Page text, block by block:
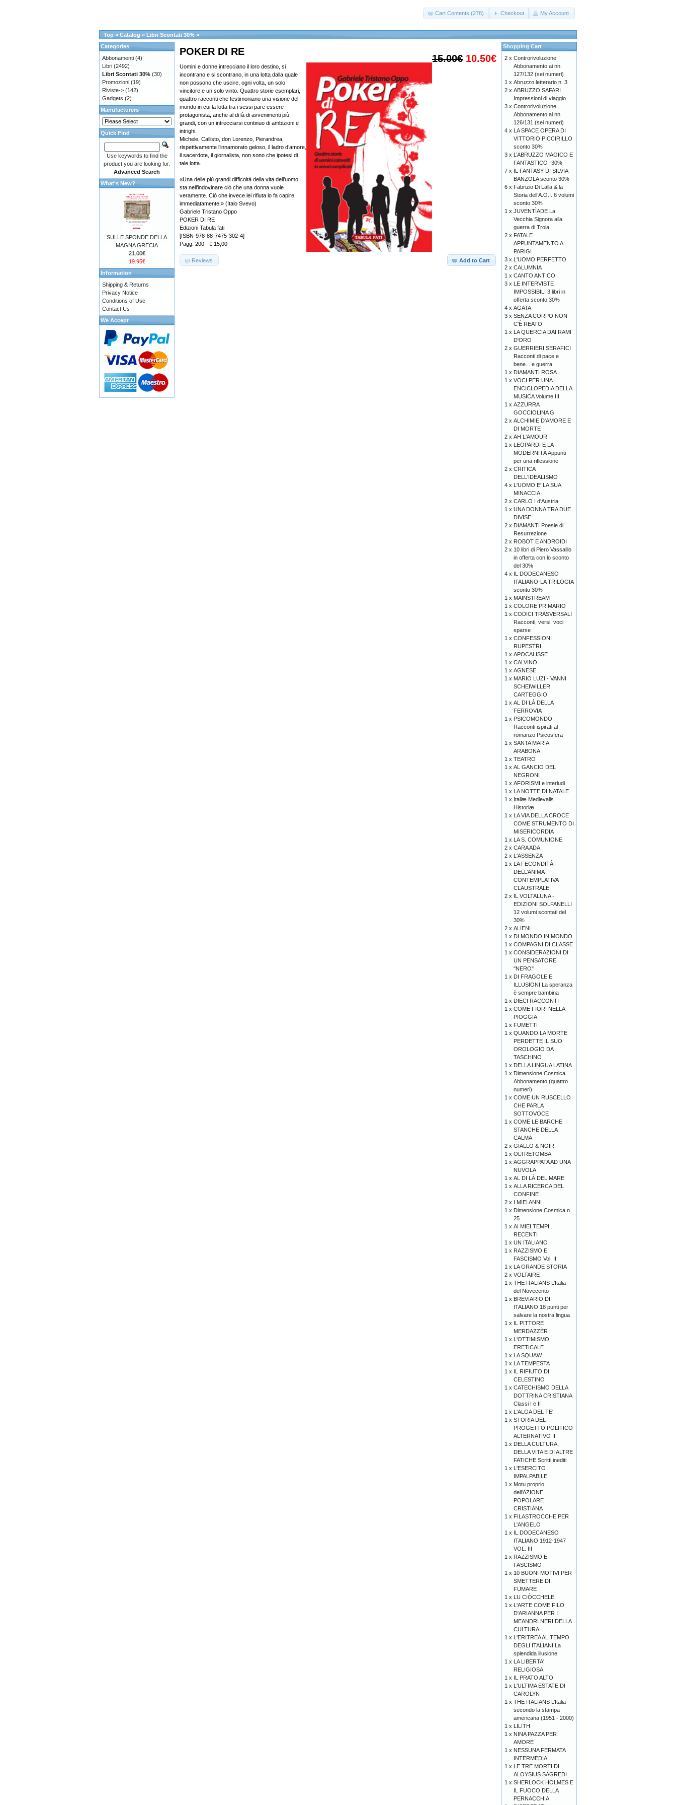
Cart Contents (278) Checkout My Account
Top » Catalog » Libri Scontati 30% »
15.00€ 10.50€
POKER DI RE
Uomini e donne intrecciano il loro destino, si
incontrano e si scontrano, in una lotta dalla quale
non possono che uscire, ogni volta, un solo
vincitore e un solo vinto. Quattro storie esemplari,
quattro racconti che testimoniano una visione del
mondo in cui la lotta tra i sessi pare essere
protagonista, anche al di là di avvenimenti più
grandi, con un intrecciarsi continuo di ambizioni e
intrighi.
Michele, Callisto, don Lorenzo, Pierandrea,
rispettivamente l’innamorato geloso, il ladro d’amore,
il sacerdote, il giornalista, non sono che ipotesi di
tale lotta.
«Una delle più grandi difficoltà della vita dell’uomo
sta nell’indovinare ciò che una donna vuole
veramente. Ciò che invece lei rifiuta lo fa capire
immediatamente.» (Italo Svevo)
Gabriele Tristano Oppo
POKER DI RE
Edizioni Tabula fati
[ISBN-978-88-7475-302-4]
Pagg. 200 - € 15,00
Add to Cart
Reviews
Categories
Abbonamenti (4)
Libri (2492)
Libri Scontati 30% (30)
Promozioni (19)
Riviste-> (142)
Gadgets (2)
Manufacturers
Quick Find
Use keywords to find the
product you are looking for.
Advanced Search
What's New?
SULLE SPONDE DELLA
MAGNA GRECIA
21.00€
19.95€
Information
Shipping & Returns
Privacy Notice
Conditions of Use
Contact Us
We Accept
Shopping Cart
2 x Controrivoluzione
Abbonamento ai nn.
127/132 (sei numeri)
1 x Abruzzo letterario n. 3
2 x ABRUZZO SAFARI
Impressioni di viaggio
3 x Controrivoluzione
Abbonamento ai nn.
126/131 (sei numeri)
4 x LA SPACE OPERA DI
VITTORIO PICCIRILLO
sconto 30%
3 x L’ABRUZZO MAGICO E
FANTASTICO -30%
7 x IL FANTASY DI SILVIA
BANZOLA sconto 30%
6 x Fabrizio Di Lalla & la
Storia dell’A.O.I. 6 volumi
sconto 30%
1 x JUVENTÌADE La
Vecchia Signora alla
guerra di Troia
2 x FATALE
APPUNTAMENTO A
PARIGI
3 x L'UOMO PERFETTO
2 x CALUMNIA
1 x CANTO ANTICO
3 x LE INTERVISTE
IMPOSSIBILI 3 libri in
offerta sconto 30%
4 x AGATA
3 x SENZA CORPO NON
C'È REATO
1 x LA QUERCIA DAI RAMI
D'ORO
2 x GUERRIERI SERAFICI
Racconti di pace e
bene... e guerra
1 x DIAMANTI ROSA
1 x VOCI PER UNA
ENCICLOPEDIA DELLA
MUSICA Volume III
1 x AZZURRA
GOCCIOLINA G
2 x ALCHIMIE D'AMORE E
DI MORTE
2 x AH L'AMOUR
1 x LEOPARDI E LA
MODERNITÀ Appunti
per una riflessione
2 x CRITICA
DELL'IDEALISMO
4 x L'UOMO E' LA SUA
MINACCIA
2 x CARLO I d'Austria
1 x UNA DONNA TRA DUE
DIVISE
2 x DIAMANTI Poesie di
Resurrezione
2 x ROBOT E ANDROIDI
2 x 10 libri di Piero Vassalllo
in offerta con lo sconto
del 30%
4 x IL DODECANESO
ITALIANO-LA TRILOGIA
sconto 30%
1 x MAINSTREAM
1 x COLORE PRIMARIO
1 x CODICI TRASVERSALI
Racconti, versi, voci
sparse
1 x CONFESSIONI
RUPESTRI
1 x APOCALISSE
1 x CALVINO
1 x AGNESE
1 x MARIO LUZI - VANNI
SCHEIWILLER:
CARTEGGIO
1 x AL DI LÀ DELLA
FERROVIA
1 x PSICOMONDO
Racconti ispirati al
romanzo Psicosfera
1 x SANTA MARIA
ARABONA
1 x TEATRO
1 x AL GANCIO DEL
NEGRONI
1 x AFORISMI e interludi
1 x LA NOTTE DI NATALE
1 x Italiæ Medievalis
Historiæ
1 x LA VIA DELLA CROCE
COME STRUMENTO DI
MISERICORDIA
1 x LA S. COMUNIONE
2 x CARA ADA
2 x L'ASSENZA
1 x LA FECONDITÀ
DELL’ANIMA
CONTEMPLATIVA
CLAUSTRALE
2 x IL VOLTALUNA -
EDIZIONI SOLFANELLI
12 volumi scontati del
30%
2 x ALIENI
1 x DI MONDO IN MONDO
1 x COMPAGNI DI CLASSE
1 x CONSIDERAZIONI DI
UN PENSATORE
"NERO"
1 x DI FRAGOLE E
ILLUSIONI La speranza
è sempre bambina
1 x DIECI RACCONTI
1 x COME FIORI NELLA
PIOGGIA
1 x FUMETTI
1 x QUANDO LA MORTE
PERDETTE IL SUO
OROLOGIO DA
TASCHINO
1 x DELLA LINGUA LATINA
1 x Dimensione Cosmica
Abbonamento (quattro
numeri)
1 x COME UN RUSCELLO
CHE PARLA
SOTTOVOCE
1 x COME LE BARCHE
STANCHE DELLA
CALMA
2 x GIALLO & NOIR
1 x OLTRETOMBA
1 x AGGRAPPATA AD UNA
NUVOLA
1 x AL DI LÀ DEL MARE
1 x ALLA RICERCA DEL
CONFINE
2 x I MIEI ANNI
1 x Dimensione Cosmica n.
25
1 x AI MIEI TEMPI...
RECENTI
1 x UN ITALIANO
1 x RAZZISMO E
FASCISMO Vol. II
1 x LA GRANDE STORIA
2 x VOLTAIRE
1 x THE ITALIANS L’Italia
del Novecento
1 x BREVIARIO DI
ITALIANO 18 punti per
salvare la nostra lingua
1 x IL PITTORE
MERDAZZÈR
1 x L'OTTIMISMO
ERETICALE
1 x LA SQUAW
1 x LA TEMPESTA
1 x IL RIFIUTO DI
CELESTINO
1 x CATECHISMO DELLA
DOTTRINA CRISTIANA
Classi I e II
1 x L'ALGA DEL TE'
1 x STORIA DEL
PROGETTO POLITICO
ALTERNATIVO II
1 x DELLA CULTURA,
DELLA VITA E DI ALTRE
FATICHE Scritti inediti
1 x L'ESERCITO
IMPALPABILE
1 x Motu proprio
dell'AZIONE
POPOLARE
CRISTIANA
1 x FILASTROCCHE PER
L'ANGELO
1 x IL DODECANESO
ITALIANO 1912-1947
VOL. III
1 x RAZZISMO E
FASCISMO
1 x 10 BUONI MOTIVI PER
SMETTERE DI
FUMARE
1 x LU CIÒCCHELE
1 x L'ARTE COME FILO
D'ARIANNA PER I
MEANDRI NERI DELLA
CULTURA
1 x L'ERITREA AL TEMPO
DEGLI ITALIANI La
splendida illusione
1 x LA LIBERTA'
RELIGIOSA
1 x IL PRATO ALTO
1 x L'ULTIMA ESTATE DI
CAROLYN
1 x THE ITALIANS L’Italia
secondo la stampa
americana (1951 - 2000)
1 x LILITH
1 x NINA PAZZA PER
AMORE
1 x NESSUNA FERMATA
INTERMEDIA
1 x LE TRE MORTI DI
ALOYSIUS SAGREDI
1 x SHERLOCK HOLMES E
IL FUOCO DELLA
PERNACCHIA